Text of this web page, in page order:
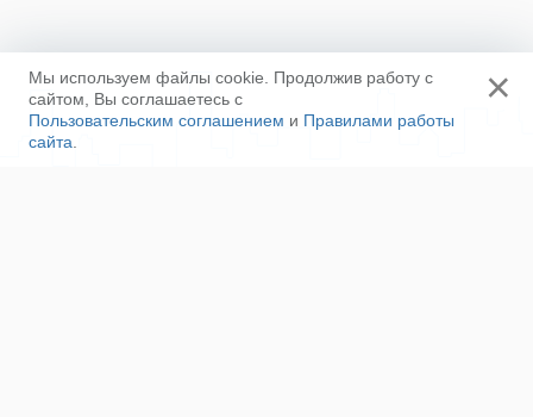
Мы используем файлы cookie. Продолжив работу с
сайтом, Вы соглашаетесь с
Пользовательским соглашением и Правилами работы
сайта
×